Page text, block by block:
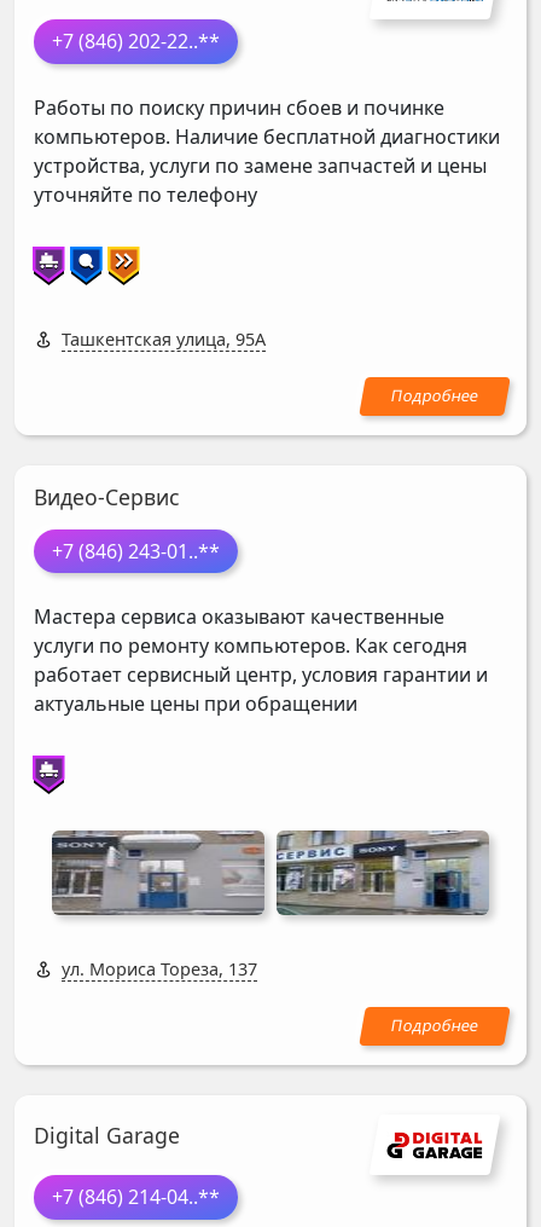
+7 (846) 202-22..**
Работы по поиску причин сбоев и починке
компьютеров. Наличие бесплатной диагностики
устройства, услуги по замене запчастей и цены
уточняйте по телефону
Ташкентская улица, 95А
Видео-Сервис
+7 (846) 243-01..**
Мастера сервиса оказывают качественные
услуги по ремонту компьютеров. Как сегодня
работает сервисный центр, условия гарантии и
актуальные цены при обращении
ул. Мориса Тореза, 137
Digital Garage
+7 (846) 214-04..**